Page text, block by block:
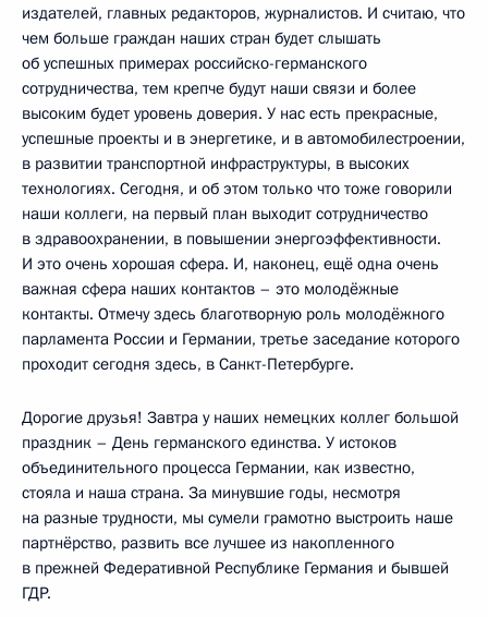
издателей, главных редакторов, журналистов. И считаю, что
чем больше граждан наших стран будет слышать
об успешных примерах российско-германского
сотрудничества, тем крепче будут наши связи и более
высоким будет уровень доверия. У нас есть прекрасные,
успешные проекты и в энергетике, и в автомобилестроении,
в развитии транспортной инфраструктуры, в высоких
технологиях. Сегодня, и об этом только что тоже говорили
наши коллеги, на первый план выходит сотрудничество
в здравоохранении, в повышении энергоэффективности.
И это очень хорошая сфера. И, наконец, ещё одна очень
важная сфера наших контактов – это молодёжные
контакты. Отмечу здесь благотворную роль молодёжного
парламента России и Германии, третье заседание которого
проходит сегодня здесь, в Санкт-Петербурге.
Дорогие друзья! Завтра у наших немецких коллег большой
праздник – День германского единства. У истоков
объединительного процесса Германии, как известно,
стояла и наша страна. За минувшие годы, несмотря
на разные трудности, мы сумели грамотно выстроить наше
партнёрство, развить все лучшее из накопленного
в прежней Федеративной Республике Германия и бывшей
ГДР.